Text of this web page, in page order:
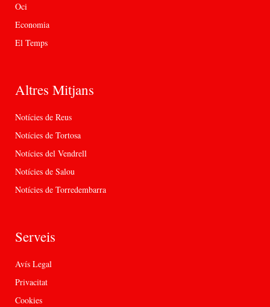
Oci
Economia
El Temps
Altres Mitjans
Notícies de Reus
Notícies de Tortosa
Notícies del Vendrell
Notícies de Salou
Notícies de Torredembarra
Serveis
Avís Legal
Privacitat
Cookies